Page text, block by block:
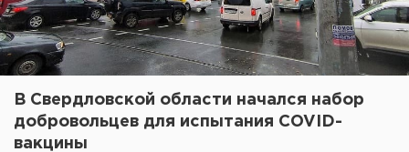
В Свердловской области начался набор
добровольцев для испытания COVID-
вакцины